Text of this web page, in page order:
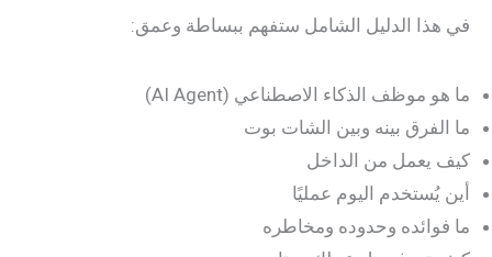
في هذا الدليل الشامل ستفهم ببساطة وعمق:
ما هو موظف الذكاء الاصطناعي (AI Agent)
ما الفرق بينه وبين الشات بوت
كيف يعمل من الداخل
أين يُستخدم اليوم عمليًا
ما فوائده وحدوده ومخاطره